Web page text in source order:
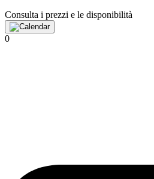
Consulta i prezzi e le disponibilità
0